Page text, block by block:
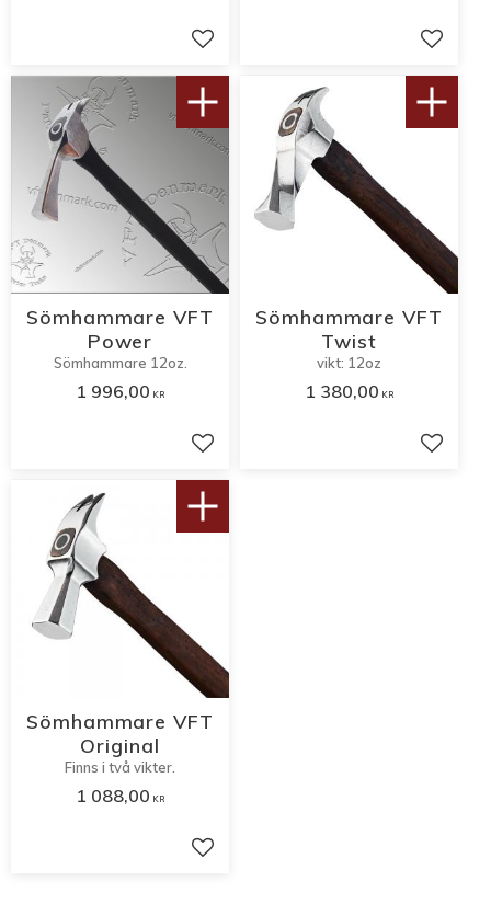
Lägg till i favoriter Lägg
Sömhammare VFT
Power
Sömhammare 12oz.
1 996,00 KR
Lägg till i favoriter
Sömhammare VFT
Twist
vikt: 12oz
1 380,00 KR
Lägg
Sömhammare VFT
Original
Finns i två vikter.
1 088,00 KR
Lägg till i favoriter